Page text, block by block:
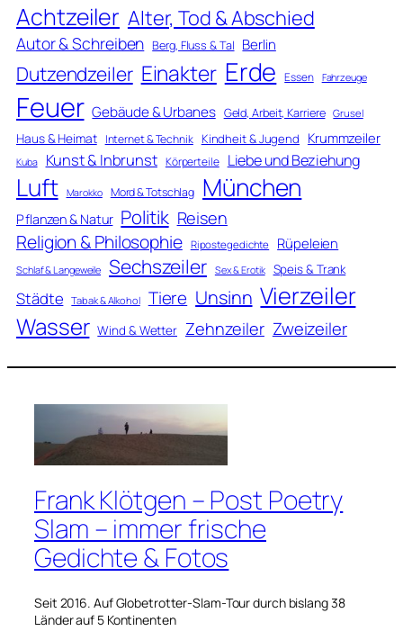
Achtzeiler Alter, Tod & Abschied
Autor & Schreiben Berg, Fluss & Tal Berlin
Dutzendzeiler Einakter Erde Essen Fahrzeuge
Feuer Gebäude & Urbanes Geld, Arbeit, Karriere Grusel
Haus & Heimat Internet & Technik Kindheit & Jugend Krummzeiler
Kuba Kunst & Inbrunst Körperteile Liebe und Beziehung
Luft Marokko Mord & Totschlag München
Pflanzen & Natur Politik Reisen
Religion & Philosophie Ripostegedichte Rüpeleien
Schlaf & Langeweile Sechszeiler Sex & Erotik Speis & Trank
Städte Tabak & Alkohol Tiere Unsinn Vierzeiler
Wasser Wind & Wetter Zehnzeiler Zweizeiler
Frank Klötgen – Post Poetry
Slam – immer frische
Gedichte & Fotos
Seit 2016. Auf Globetrotter-Slam-Tour durch bislang 38
Länder auf 5 Kontinenten